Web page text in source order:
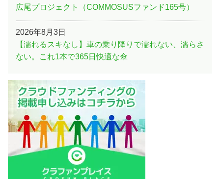
広尾プロジェクト（COMMOSUSファンド165号）
2026年8月3日
【濡れるスキなし】車の乗り降りで濡れない、濡らさ
ない。これ1本で365日快適な傘